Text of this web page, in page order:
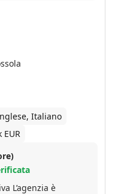
Italiano
è